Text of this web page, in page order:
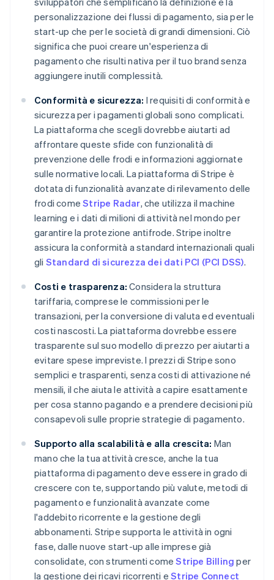
personalizzazione dei flussi di pagamento, sia per le
start-up che per le società di grandi dimensioni. Ciò
significa che puoi creare un'esperienza di
pagamento che risulti nativa per il tuo brand senza
aggiungere inutili complessità.
Conformità e sicurezza: I requisiti di conformità e
sicurezza per i pagamenti globali sono complicati.
La piattaforma che scegli dovrebbe aiutarti ad
affrontare queste sfide con funzionalità di
prevenzione delle frodi e informazioni aggiornate
sulle normative locali. La piattaforma di Stripe è
dotata di funzionalità avanzate di rilevamento delle
frodi comeStripe Radar, che utilizza il machine
learning e i dati di milioni di attività nel mondo per
garantire la protezione antifrode. Stripe inoltre
assicura la conformità a standard internazionali quali
gli Standard di sicurezza dei dati PCI (PCI DSS).
Costi e trasparenza: Considera la struttura
tariffaria, comprese le commissioni per le
transazioni, per la conversione di valuta ed eventuali
costi nascosti. La piattaforma dovrebbe essere
trasparente sul suo modello di prezzo per aiutarti a
evitare spese impreviste. I prezzi di Stripe sono
semplici e trasparenti, senza costi di attivazione né
mensili, il che aiuta le attività a capire esattamente
per cosa stanno pagando e a prendere decisioni più
consapevoli sulle proprie strategie di pagamento.
Supporto alla scalabilità e alla crescita: Man
mano che la tua attività cresce, anche la tua
piattaforma di pagamento deve essere in grado di
crescere con te, supportando più valute, metodi di
pagamento e funzionalità avanzate come
l'addebito ricorrente e la gestione degli
abbonamenti. Stripe supporta le attività in ogni
fase, dalle nuove start-up alle imprese già
consolidate, con strumenti comeStripe Billing per
la gestione dei ricavi ricorrenti eStripe Connect